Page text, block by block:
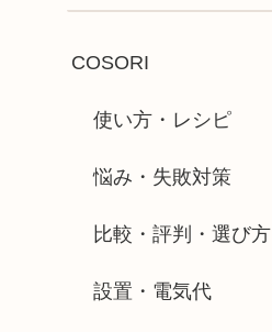
COSORI
使い方・レシピ
悩み・失敗対策
比較・評判・選び方
設置・電気代